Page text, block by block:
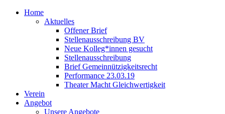
Home
Aktuelles
Offener Brief
Stellenausschreibung BV
Neue Kolleg*innen gesucht
Stellenausschreibung
Brief Gemeinnützigkeitsrecht
Performance 23.03.19
Theater Macht Gleichwertigkeit
Verein
Angebot
Unsere Angebote